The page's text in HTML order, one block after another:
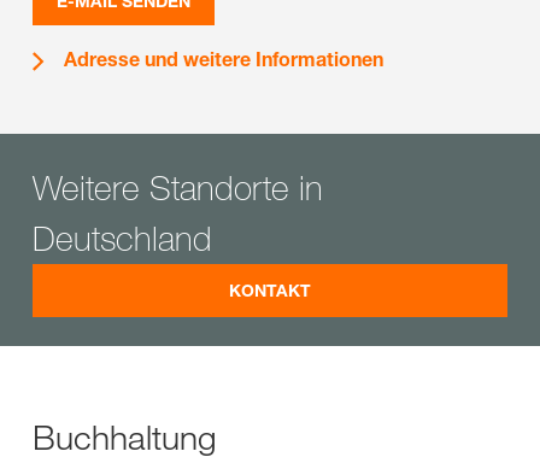
Adresse und weitere Informationen
Weitere Standorte in
Deutschland
KONTAKT
Buchhaltung